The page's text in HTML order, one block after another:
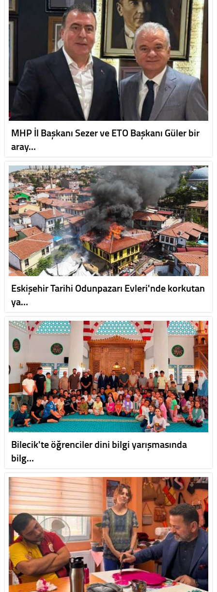
MHP İl Başkanı Sezer ve ETO Başkanı Güler bir
aray…
Eskişehir Tarihi Odunpazarı Evleri'nde korkutan
ya…
Bilecik'te öğrenciler dini bilgi yarışmasında
bilg…